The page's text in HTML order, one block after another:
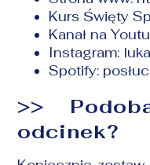
Kurs Święty
Kanał na
Instagram:
Spotify:
>>
odcinek?